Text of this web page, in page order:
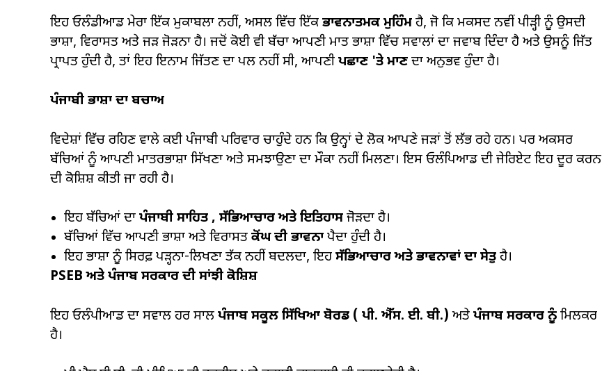
ਇਹ ਓਲੰਡੀਆਡ ਮੇਰਾ ਇੱਕ ਮੁਕਾਬਲਾ ਨਹੀਂ, ਅਸਲ ਵਿੱਚ ਇੱਕ ਭਾਵਨਾਤਮਕ ਮੁਹਿੰਮ ਹੈ, ਜੋ ਕਿ ਮਕਸਦ ਨਵੀਂ ਪੀੜ੍ਹੀ ਨੂੰ ਉਸਦੀ
ਭਾਸ਼ਾ, ਵਿਰਾਸਤ ਅਤੇ ਜੜ ਜੋੜਨਾ ਹੈ। ਜਦੋਂ ਕੋਈ ਵੀ ਬੱਚਾ ਆਪਣੀ ਮਾਤ ਭਾਸ਼ਾ ਵਿੱਚ ਸਵਾਲਾਂ ਦਾ ਜਵਾਬ ਦਿੰਦਾ ਹੈ ਅਤੇ ਉਸਨੂੰ ਜਿੱਤ
ਪ੍ਰਾਪਤ ਹੁੰਦੀ ਹੈ, ਤਾਂ ਇਹ ਇਨਾਮ ਜਿੱਤਣ ਦਾ ਪਲ ਨਹੀਂ ਸੀ, ਆਪਣੀ ਪਛਾਣ 'ਤੇ ਮਾਣ ਦਾ ਅਨੁਭਵ ਹੁੰਦਾ ਹੈ।
ਪੰਜਾਬੀ ਭਾਸ਼ਾ ਦਾ ਬਚਾਅ
ਵਿਦੇਸ਼ਾਂ ਵਿੱਚ ਰਹਿਣ ਵਾਲੇ ਕਈ ਪੰਜਾਬੀ ਪਰਿਵਾਰ ਚਾਹੁੰਦੇ ਹਨ ਕਿ ਉਨ੍ਹਾਂ ਦੇ ਲੋਕ ਆਪਣੇ ਜੜਾਂ ਤੋਂ ਲੱਭ ਰਹੇ ਹਨ। ਪਰ ਅਕਸਰ
ਬੱਚਿਆਂ ਨੂੰ ਆਪਣੀ ਮਾਤਰਭਾਸ਼ਾ ਸਿੱਖਣਾ ਅਤੇ ਸਮਝਾਉਣਾ ਦਾ ਮੌਕਾ ਨਹੀਂ ਮਿਲਣਾ। ਇਸ ਓਲੰਪਿਆਡ ਦੀ ਜੇਰਿਏਟ ਇਹ ਦੂਰ ਕਰਨ
ਦੀ ਕੋਸ਼ਿਸ਼ ਕੀਤੀ ਜਾ ਰਹੀ ਹੈ।
ਇਹ ਬੱਚਿਆਂ ਦਾ ਪੰਜਾਬੀ ਸਾਹਿਤ , ਸੱਭਿਆਚਾਰ ਅਤੇ ਇਤਿਹਾਸ ਜੋੜਦਾ ਹੈ।
ਬੱਚਿਆਂ ਵਿੱਚ ਆਪਣੀ ਭਾਸ਼ਾ ਅਤੇ ਵਿਰਾਸਤ ਕੋਂਘ ਦੀ ਭਾਵਨਾ ਪੈਦਾ ਹੁੰਦੀ ਹੈ।
ਇਹ ਭਾਸ਼ਾ ਨੂੰ ਸਿਰਫ਼ ਪੜ੍ਹਨਾ-ਲਿਖਣਾ ਤੱਕ ਨਹੀਂ ਬਦਲਦਾ, ਇਹ ਸੱਭਿਆਚਾਰ ਅਤੇ ਭਾਵਨਾਵਾਂ ਦਾ ਸੇਤੁ ਹੈ।
PSEBਅਤੇ ਪੰਜਾਬ ਸਰਕਾਰ ਦੀ ਸਾਂਝੀ ਕੋਸ਼ਿਸ਼
ਇਹ ਓਲੰਪੀਆਡ ਦਾ ਸਵਾਲ ਹਰ ਸਾਲ ਪੰਜਾਬ ਸਕੂਲ ਸਿੱਖਿਆ ਬੋਰਡ ( ਪੀ. ਐੱਸ. ਈ. ਬੀ.) ਅਤੇ ਪੰਜਾਬ ਸਰਕਾਰ ਨੂੰ ਮਿਲਕਰ
ਹੈ।